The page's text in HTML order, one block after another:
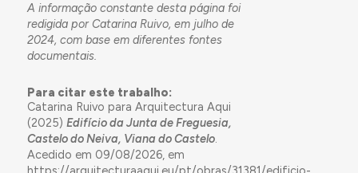
A informação constante desta página foi
redigida por Catarina Ruivo, em julho de
2024, com base em diferentes fontes
documentais.
Para citar este trabalho:
Catarina Ruivo para Arquitectura Aqui
(2025) Edifício da Junta de Freguesia,
Castelo do Neiva, Viana do Castelo.
Acedido em 09/08/2026, em